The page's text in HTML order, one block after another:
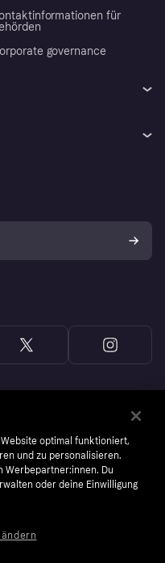
für
governance
Widerrufsrecht
optimal funktioniert,
und zu personalisieren.
Werbepartner:innen. Du
oder deine Einwilligung